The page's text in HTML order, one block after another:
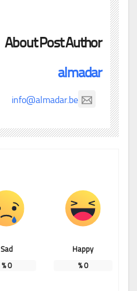
About Post Author
almadar
info@almadar.be
Happy
0
%
Sad
0
%